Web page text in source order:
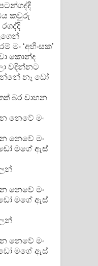
කවුරු
මං ‘අහිංසක’
කොන්ද
වදින්නට
නෑ ඩෝ
බර වාහන
නෙවේ මං
නෙවේ මං
මගේ ඇස්
නෙවේ මං
මගේ ඇස්
නෙවේ මං
මගේ ඇස්